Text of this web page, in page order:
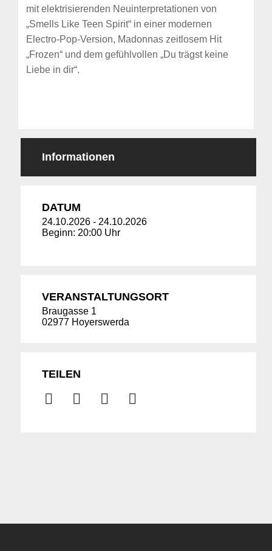
mit elektrisierenden Neuinterpretationen von
„Smells Like Teen Spirit“ in einer modernen
Electro-Pop-Version, Madonnas zeitlosem Hit
„Frozen“ und dem gefühlvollen „Du trägst keine
Liebe in dir“.
Informationen
DATUM
24.10.2026 - 24.10.2026
Beginn: 20:00 Uhr
VERANSTALTUNGSORT
Braugasse 1
02977 Hoyerswerda
TEILEN